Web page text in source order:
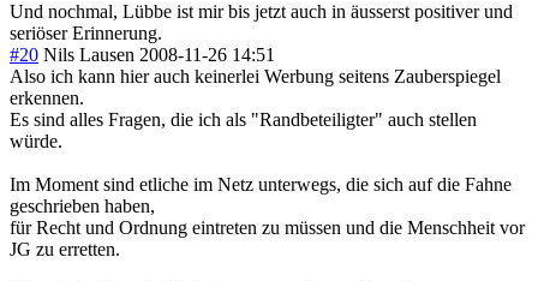
Und nochmal, Lübbe ist mir bis jetzt auch in äusserst positiver und
seriöser Erinnerung.
#20 Nils Lausen 2008-11-26 14:51
Also ich kann hier auch keinerlei Werbung seitens Zauberspiegel
erkennen.
Es sind alles Fragen, die ich als "Randbeteiligter" auch stellen
würde.
Im Moment sind etliche im Netz unterwegs, die sich auf die Fahne
geschrieben haben,
für Recht und Ordnung eintreten zu müssen und die Menschheit vor
JG zu erretten.